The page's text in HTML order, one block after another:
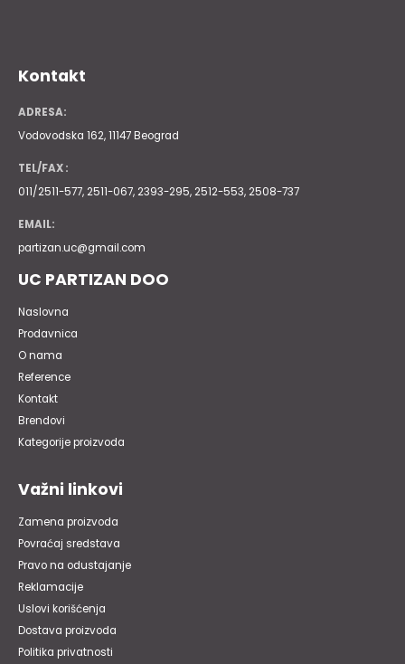
Kontakt
ADRESA:
Vodovodska 162, 11147 Beograd
TEL/FAX :
011/2511-577, 2511-067, 2393-295, 2512-553, 2508-737
EMAIL:
partizan.uc@gmail.com
UC PARTIZAN DOO
Naslovna
Prodavnica
O nama
Reference
Kontakt
Brendovi
Kategorije proizvoda
Važni linkovi
Zamena proizvoda
Povraćaj sredstava
Pravo na odustajanje
Reklamacije
Uslovi korišćenja
Dostava proizvoda
Politika privatnosti